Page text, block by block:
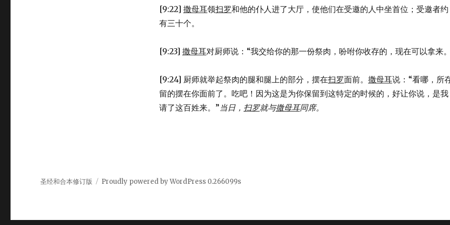
[9:22] 撒母耳领扫罗和他的仆人进了大厅，使他们在受邀的人中坐首位；受邀者约
有三十个。
[9:23] 撒母耳对厨师说：“我交给你的那一份祭肉，吩咐你收存的，现在可以拿来
[9:24] 厨师就举起祭肉的腿和腿上的部分，摆在扫罗面前。 撒母耳说：“看哪，所
留的摆在你面前了。吃吧！因为这是为你保留到这特定的时候的，好让你说，是我
请了这百姓来。” 当日， 扫罗就与撒母耳同席。
圣经和合本修订版 Proudly powered by WordPress 0.266099s